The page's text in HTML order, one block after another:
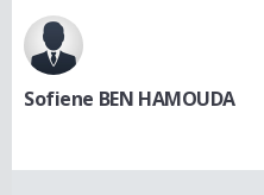
Sofiene BEN HAMOUDA